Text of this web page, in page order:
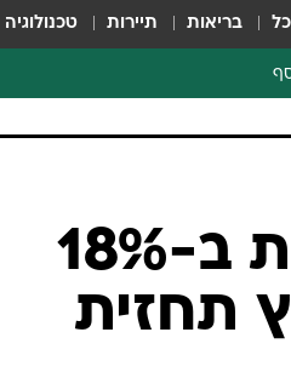
בריאות תיירות טכנולוגיה
וול סטריט: גייטוויי צונחת ב-18%
תחזית